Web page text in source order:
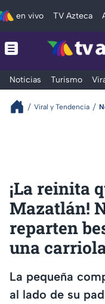
en vivo TV Azteca
Noticias Turismo
Viral y Tendencia
¡La reinita
Mazatlán!
reparten
una
La pequeña
al lado de su